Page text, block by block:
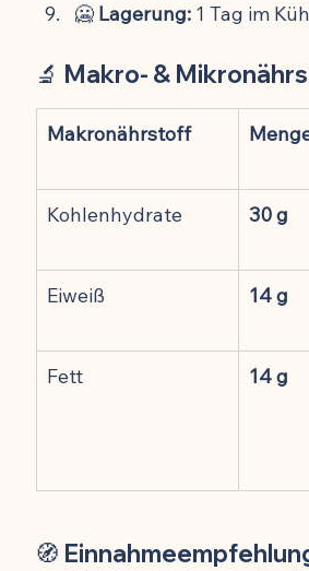
🥶 Lagerung: 1 Tag im
🔬 Makro- &
Makronährstoff
Kohlenhydrate 30 g
Eiweiß 14 g
Fett 14 g
🧭